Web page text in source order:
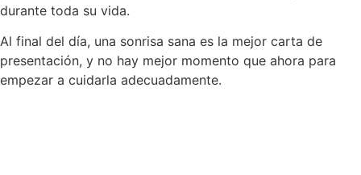
durante toda su vida.
Al final del día, una sonrisa sana es la mejor carta de
presentación, y no hay mejor momento que ahora para
empezar a cuidarla adecuadamente.